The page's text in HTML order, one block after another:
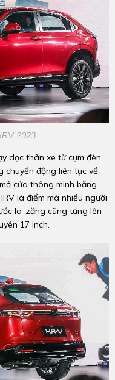
2023
dọc thân xe từ cụm đèn
chuyển động liên tục về
cửa thông minh bằng
là điểm mà nhiều người
la-zăng cũng tăng lên
17 inch.